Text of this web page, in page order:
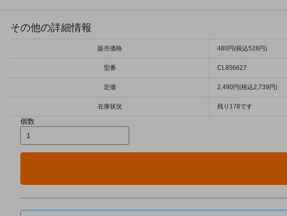
その他の詳細情報
販売価格 480円(税込528円)
型番 CL856627
定価 2,490円(税込2,739円)
在庫状況 残り178です
個数